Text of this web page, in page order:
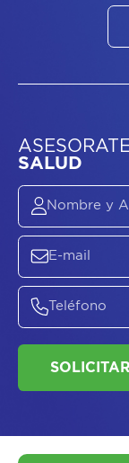
SALUD